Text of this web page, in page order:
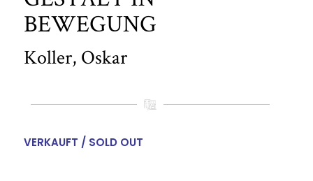
BEWEGUNG
Koller, Oskar
VERKAUFT / SOLD OUT